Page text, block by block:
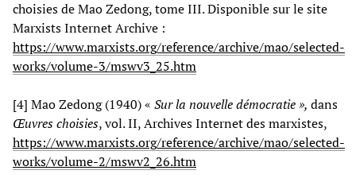
choisies de Mao Zedong, tome III. Disponible sur le site
Marxists Internet Archive :
https://www.marxists.org/reference/archive/mao/selected-
works/volume-3/mswv3_25.htm
[4] Mao Zedong (1940) « Sur la nouvelle démocratie », dans
Œuvres choisies, vol. II, Archives Internet des marxistes,
https://www.marxists.org/reference/archive/mao/selected-
works/volume-2/mswv2_26.htm